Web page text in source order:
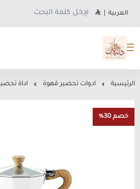
العربية
متجر دلة البن
الرئيسية ادوات تحضير قهوة اداة
خصم 30%